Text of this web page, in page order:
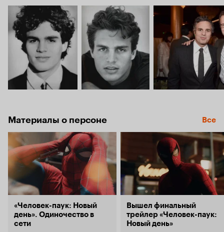
Материалы о персоне Все
«Человек-паук: Новый
день». Одиночество в
сети
Вышел финальный
трейлер «Человек-паук:
Новый день»